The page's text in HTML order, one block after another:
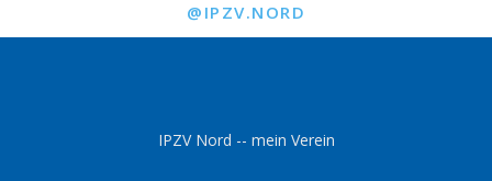
@IPZV.NORD
IPZV Nord -- mein Verein